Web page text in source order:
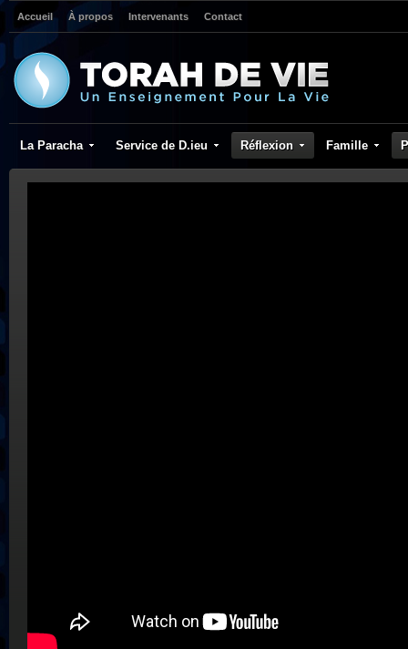
Accueil À propos Intervenants Contact
La Paracha Service de D.ieu Réflexion Famille